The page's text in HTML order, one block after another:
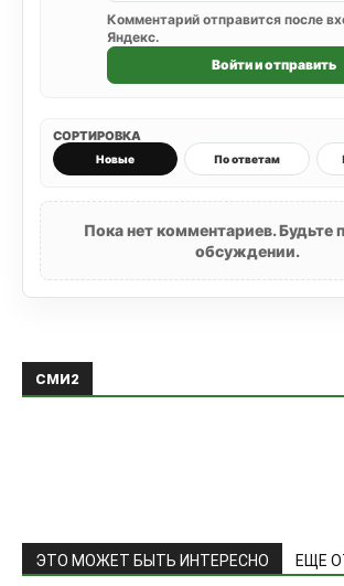
Комментарий отправится после
Яндекс.
Войти и отправить
СОРТИРОВКА
Новые По ответам
Пока нет комментариев. Будьте
обсуждении.
СМИ2
ЭТО МОЖЕТ БЫТЬ ИНТЕРЕСНО ЕЩЕ